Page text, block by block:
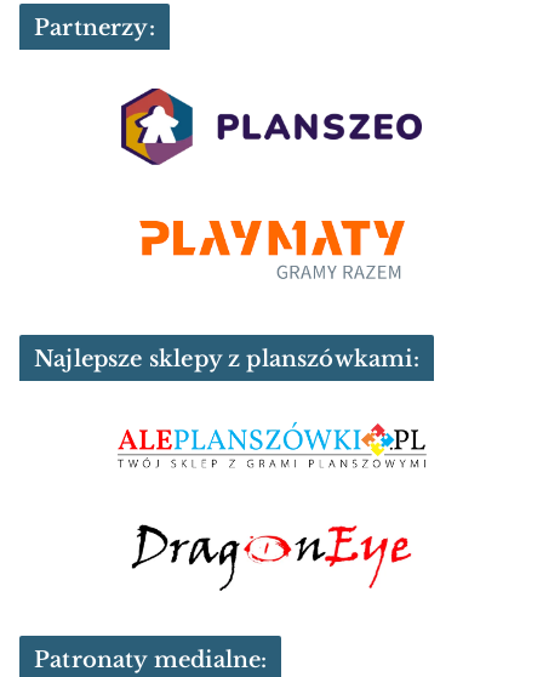
Partnerzy:
Najlepsze sklepy z planszówkami:
Patronaty medialne: